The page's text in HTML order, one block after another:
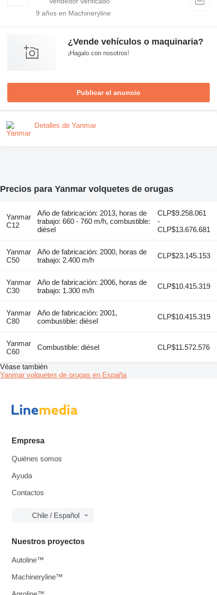
9 años en Machineryline
¿Vende vehículos o maquinaria?
¡Hagalo con nosotros!
Publicar el anuncio
Detalles de Yanmar
Precios para Yanmar volquetes de orugas
Yanmar
C12
Año de fabricación: 2013, horas de
trabajo: 660 - 760 m/h, combustible:
diésel
CLP$9.258.061
-
CLP$13.676.681
Yanmar
C50
Año de fabricación: 2000, horas de
trabajo: 2.400 m/h
CLP$23.145.153
Yanmar
C30
Año de fabricación: 2006, horas de
trabajo: 1.300 m/h
CLP$10.415.319
Yanmar
C80
Año de fabricación: 2001,
combustible: diésel
CLP$10.415.319
Yanmar
C60
Combustible: diésel CLP$11.572.576
Véase también
Yanmar volquetes de orugas en España
Empresa
Quiénes somos
Ayuda
Contactos
Chile / Español
Nuestros proyectos
Autoline™
Machineryline™